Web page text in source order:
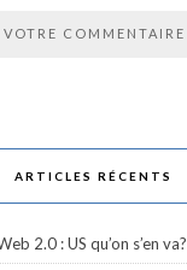
ARTICLES RÉCENTS
2.0 : US qu’on s’en va?